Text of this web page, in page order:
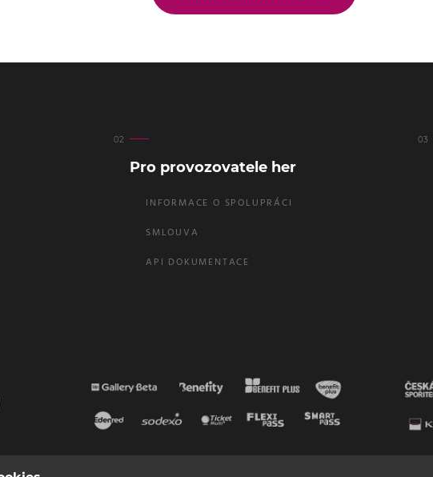
Pro provozovatele her
INFORMACE O SPOLUPRÁCI
SMLOUVA
API DOKUMENTACE